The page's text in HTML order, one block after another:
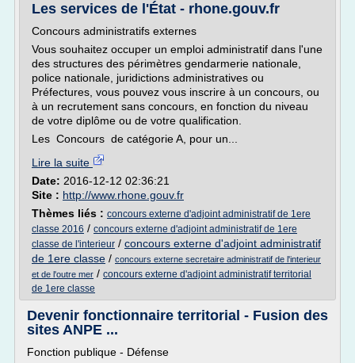
Les services de l'État - rhone.gouv.fr
Concours administratifs externes
Vous souhaitez occuper un emploi administratif dans l'une
des structures des périmètres gendarmerie nationale,
police nationale, juridictions administratives ou
Préfectures, vous pouvez vous inscrire à un concours, ou
à un recrutement sans concours, en fonction du niveau
de votre diplôme ou de votre qualification.
Les Concours de catégorie A, pour un...
Lire la suite
Date: 2016-12-12 02:36:21
Site : http://www.rhone.gouv.fr
Thèmes liés : concours externe d'adjoint administratif de 1ere
classe 2016 / concours externe d'adjoint administratif de 1ere
classe de l'interieur / concours externe d'adjoint administratif
de 1ere classe / concours externe secretaire administratif de l'interieur
et de l'outre mer / concours externe d'adjoint administratif territorial
de 1ere classe
Devenir fonctionnaire territorial - Fusion des
sites ANPE ...
Fonction publique - Défense